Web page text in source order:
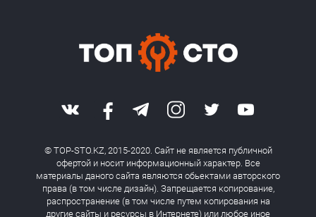
© TOP-STO.KZ, 2015-2020. Сайт не является публичной
офертой и носит информационный характер. Все
материалы даного сайта являются обьектами авторского
права (в том числе дизайн). Запрещается копирование,
распространение (в том числе путем копирования на
другие сайты и ресурсы в Интернете) или любое иное